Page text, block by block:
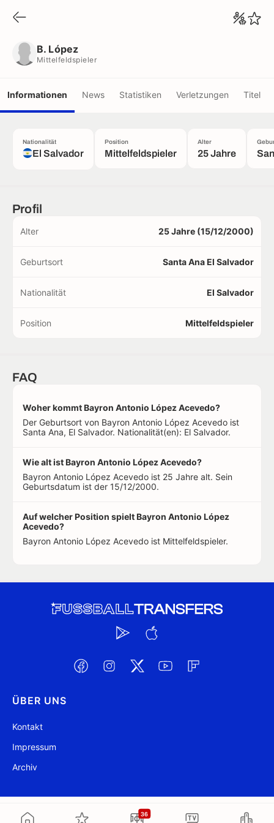
36
B. López
Mittelfeldspieler
Informationen News Statistiken Verletzungen Titel
Nationalität
El Salvador
Position
Mittelfeldspieler
Alter
25 Jahre
Profil
Alter 25 Jahre (15/12/2000)
Geburtsort Santa Ana El Salvador
Nationalität El Salvador
Position Mittelfeldspieler
FAQ
Woher kommt Bayron Antonio López Acevedo?
Der Geburtsort von Bayron Antonio López Acevedo ist
Santa Ana, El Salvador. Nationalität(en): El Salvador.
Wie alt ist Bayron Antonio López Acevedo?
Bayron Antonio López Acevedo ist 25 Jahre alt. Sein
Geburtsdatum ist der 15/12/2000.
Auf welcher Position spielt Bayron Antonio López
Acevedo?
Bayron Antonio López Acevedo ist Mittelfeldspieler.
ÜBER UNS
Kontakt
Impressum
Archiv
@ FussballTransfers.com 2009-2026